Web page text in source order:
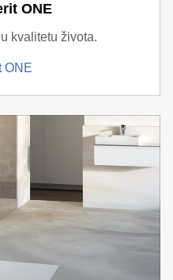
ONE
kvalitetu života.
ONE